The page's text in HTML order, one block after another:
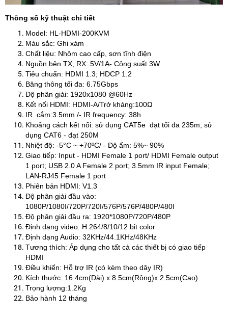
Thông số kỹ thuật chi tiết
Model: HL-HDMI-200KVM
Màu sắc: Ghi xám
Chất liệu: Nhôm cao cấp, sơn tĩnh điện
Nguồn bên TX, RX: 5V/1A- Công suất 3W
Tiêu chuẩn: HDMI 1.3; HDCP 1.2
Băng thông tối đa: 6.75Gbps
Độ phân giải: 1920x1080 @60Hz
Kết nối HDMI: HDMI-A/Trở kháng:100Ω
IR cắm:3.5mm /- IR frequency: 38h
Khoảng cách kết nối: sử dụng CAT5e đạt tối đa 235m, sử
dụng CAT6 - đạt 250M
Nhiệt độ: -5°C ~ +70ºC/ - Độ ẩm: 5%~ 90%
Giao tiếp: Input - HDMI Female 1 port/ HDMI Female output
1 port; USB 2.0 A Female 2 port; 3.5mm IR input Female;
LAN-RJ45 Female 1 port
Phiên bản HDMI: V1.3
Độ phân giải đầu vào:
1080P/1080I/720P/720I/576P/576P/480P/480I
Độ phân giải đầu ra: 1920*1080P/720P/480P
Định dạng video: H.264/8/10/12 bit color
Định dạng Audio: 32KHz/44.1KHz/48KHz
Tương thích: Áp dụng cho tất cả các thiết bị có giao tiếp
HDMI
Điều khiển: Hỗ trợ IR (có kèm theo dây IR)
Kích thước: 16.4cm(Dài) x 8.5cm(Rộng)x 2.5cm(Cao)
Trọng lượng:1.2Kg
Bảo hành 12 tháng